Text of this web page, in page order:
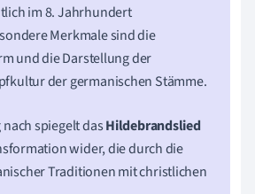
im 8. Jahrhundert
Merkmale sind die
und die Darstellung der
der germanischen Stämme.
spiegelt dasHildebrandslied
wider, die durch die
Traditionen mit christlichen